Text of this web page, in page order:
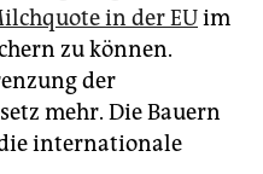
in der EUim
zu können.
der
mehr. Die Bauern
internationale